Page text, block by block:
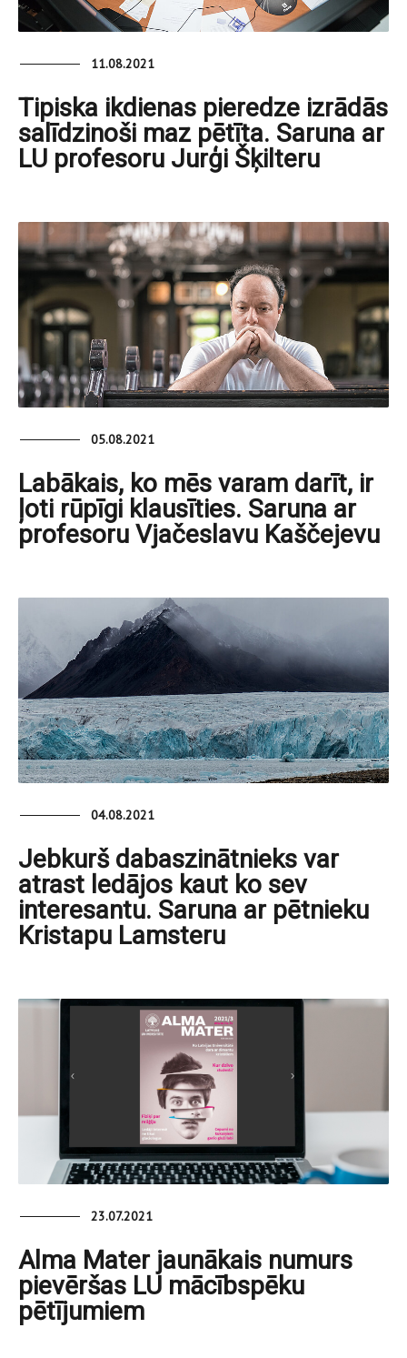
11.08.2021
Tipiska ikdienas pieredze izrādās
salīdzinoši maz pētīta. Saruna ar
LU profesoru Jurģi Šķilteru
05.08.2021
Labākais, ko mēs varam darīt, ir
ļoti rūpīgi klausīties. Saruna ar
profesoru Vjačeslavu Kaščejevu
04.08.2021
Jebkurš dabaszinātnieks var
atrast ledājos kaut ko sev
interesantu. Saruna ar pētnieku
Kristapu Lamsteru
23.07.2021
Alma Mater jaunākais numurs
pievēršas LU mācībspēku
pētījumiem